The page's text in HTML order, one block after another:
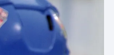
Triatlon
Veslování
Vodní slalom